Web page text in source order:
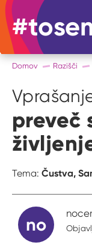
Domov Razišči
preveč
Tema: Čustva,
no